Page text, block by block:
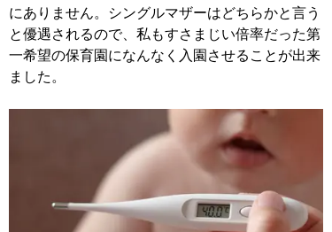
にありません。シングルマザーはどちらかと言う
と優遇されるので、私もすさまじい倍率だった第
一希望の保育園になんなく入園させることが出来
ました。